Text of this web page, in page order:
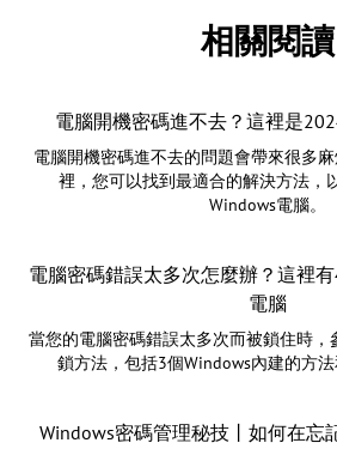
相關閱讀
電腦開機密碼進不去？這裡是
電腦開機密碼進不去的問題會帶來很多
裡，您可以找到最適合的解決方法，
Windows電腦。
電腦密碼錯誤太多次怎麼辦？這裡
電腦
當您的電腦密碼錯誤太多次而被鎖住時
鎖方法，包括3個Windows內建的方法
Windows密碼管理秘技丨如何在忘